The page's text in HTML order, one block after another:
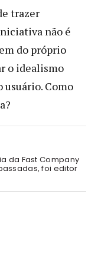
trazer
não é
do próprio
o idealismo
Como
da Fast Company
foi editor